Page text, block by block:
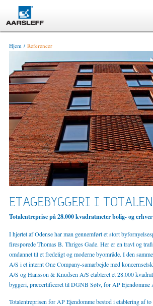
Hjem Referencer
ETAGEBYGGERI I
Totalentreprise på 28.000 kvadratmeter bolig- og
I hjertet af Odense har man gennemført et stort
firesporede Thomas B. Thriges Gade. Her er en travl og
omdannet til et fredeligt og moderne byområde. I den
A/S i et internt One Company-samarbejde med
A/S og Hansson & Knudsen A/S etableret et 28.000
byggeri, præcertificeret til DGNB Sølv, for AP Ejendomme
Totalentreprisen for AP Ejendomme bestod i etablering af